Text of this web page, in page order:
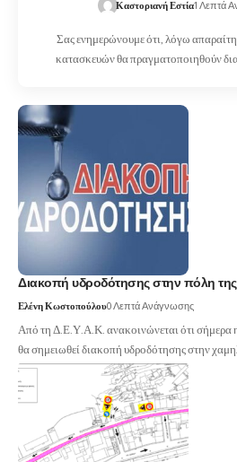
Καστοριανή Εστία1 Λεπτά
Σας ενημερώνουμε ότι, λόγω
κατασκευών θα πραγματοποιηθούν
Διακοπή υδροδότησης στην πόλη
Ελένη Κωστοπούλου0 Λεπτά Ανάγνωσης
Από τη Δ.Ε.Υ.Α.Κ. ανακοινώνεται ότι
θα σημειωθεί διακοπή υδροδότησης στην